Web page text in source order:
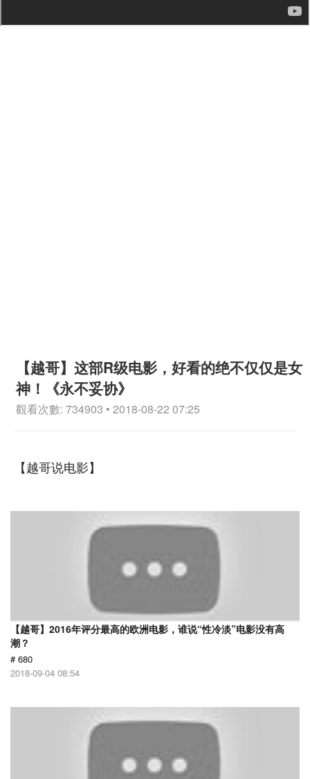
【越哥】这部R级电影，好看的绝不仅仅是女
神！《永不妥协》
觀看次數: 734903 • 2018-08-22 07:25
【越哥说电影】
【越哥】2016年评分最高的欧洲电影，谁说“性冷淡”电影没有高
潮？
# 680
2018-09-04 08:54